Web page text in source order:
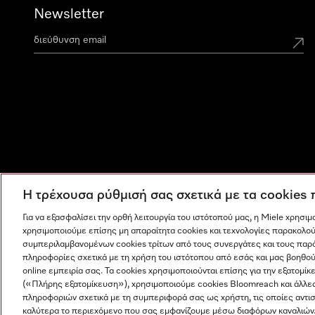
Newsletter
Η εταιρεία μας Όροι και Προϋποθέσεις Προστασία
Η τρέχουσα ρύθμισή σας σχετικά με τα
Για να εξασφαλίσει την ορθή λειτουργία του ιστότοπού μας, η Miele
χρησιμοποιούμε επίσης μη απαραίτητα cookies και τεχνολογίες
συμπεριλαμβανομένων cookies τρίτων από τους συνεργάτες και τους
πληροφορίες σχετικά με τη χρήση του ιστότοπου από εσάς και μας
online εμπειρία σας. Τα cookies χρησιμοποιούνται επίσης για την
(«Πλήρης εξατομίκευση»), χρησιμοποιούμε cookies Bloomreach και
πληροφοριών σχετικά με τη συμπεριφορά σας ως χρήστη, τις οποίες
καλύτερα το περιεχόμενο που σας εμφανίζουμε μέσω διαφόρων